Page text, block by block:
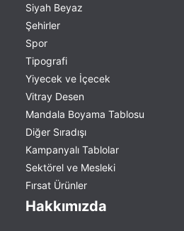
Siyah Beyaz
Şehirler
Spor
Tipografi
Yiyecek ve İçecek
Vitray Desen
Mandala Boyama Tablosu
Diğer Sıradışı
Kampanyalı Tablolar
Sektörel ve Mesleki
Fırsat Ürünler
Hakkımızda